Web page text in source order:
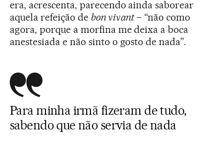
era, acrescenta, parecendo ainda saborear
aquela refeição de bon vivant– “não como
agora, porque a morfina me deixa a boca
anestesiada e não sinto o gosto de nada”.
Para minha irmã fizeram de tudo,
sabendo que não servia de nada